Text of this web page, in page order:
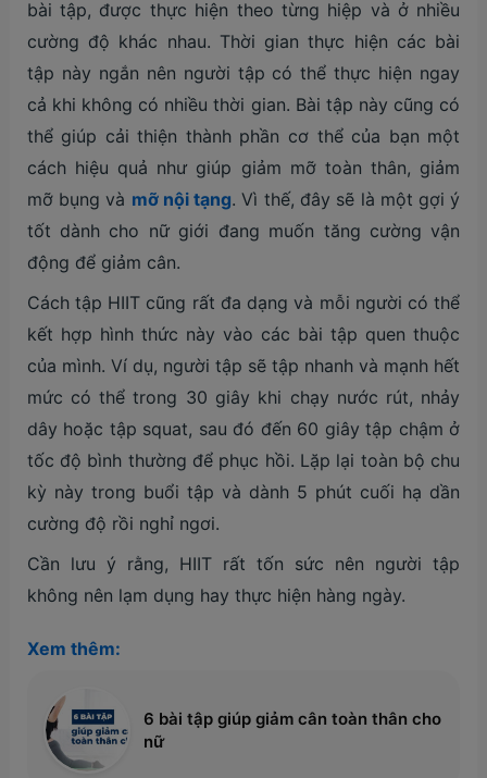
bài tập, được thực hiện theo từng hiệp và ở nhiều
cường độ khác nhau. Thời gian thực hiện các bài
tập này ngắn nên người tập có thể thực hiện ngay
cả khi không có nhiều thời gian. Bài tập này cũng có
thể giúp cải thiện thành phần cơ thể của bạn một
cách hiệu quả như giúp giảm mỡ toàn thân, giảm
mỡ bụng và mỡ nội tạng. Vì thế, đây sẽ là một gợi ý
tốt dành cho nữ giới đang muốn tăng cường vận
động để giảm cân.
Cách tập HIIT cũng rất đa dạng và mỗi người có thể
kết hợp hình thức này vào các bài tập quen thuộc
của mình. Ví dụ, người tập sẽ tập nhanh và mạnh hết
mức có thể trong 30 giây khi chạy nước rút, nhảy
dây hoặc tập squat, sau đó đến 60 giây tập chậm ở
tốc độ bình thường để phục hồi. Lặp lại toàn bộ chu
kỳ này trong buổi tập và dành 5 phút cuối hạ dần
cường độ rồi nghỉ ngơi.
Cần lưu ý rằng, HIIT rất tốn sức nên người tập
không nên lạm dụng hay thực hiện hàng ngày.
Xem thêm:
6 bài tập giúp giảm cân toàn thân cho
nữ